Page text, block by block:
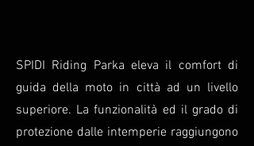
SPIDI Riding Parka eleva il comfort di
guida della moto in città ad un livello
superiore. La funzionalità ed il grado di
protezione dalle intemperie raggiungono